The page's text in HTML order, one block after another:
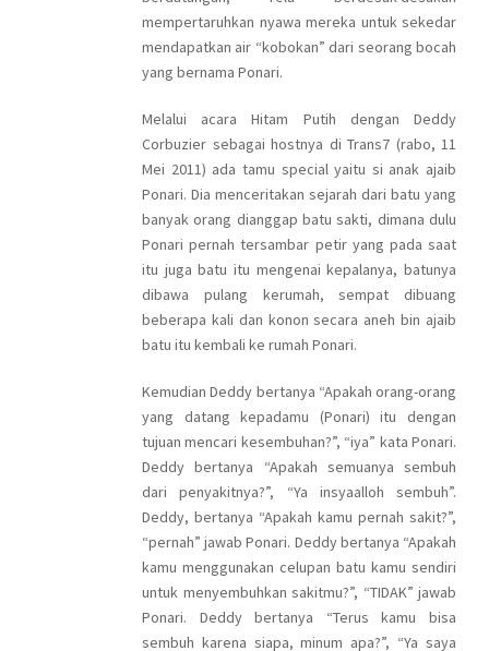
mempertaruhkan nyawa mereka untuk sekedar
mendapatkan air “kobokan” dari seorang bocah
yang bernama Ponari.
Melalui acara Hitam Putih dengan Deddy
Corbuzier sebagai hostnya di Trans7 (rabo, 11
Mei 2011) ada tamu special yaitu si anak ajaib
Ponari. Dia menceritakan sejarah dari batu yang
banyak orang dianggap batu sakti, dimana dulu
Ponari pernah tersambar petir yang pada saat
itu juga batu itu mengenai kepalanya, batunya
dibawa pulang kerumah, sempat dibuang
beberapa kali dan konon secara aneh bin ajaib
batu itu kembali ke rumah Ponari.
Kemudian Deddy bertanya “Apakah orang-orang
yang datang kepadamu (Ponari) itu dengan
tujuan mencari kesembuhan?”, “iya” kata Ponari.
Deddy bertanya “Apakah semuanya sembuh
dari penyakitnya?”, “Ya insyaalloh sembuh”.
Deddy, bertanya “Apakah kamu pernah sakit?”,
“pernah” jawab Ponari. Deddy bertanya “Apakah
kamu menggunakan celupan batu kamu sendiri
untuk menyembuhkan sakitmu?”, “TIDAK” jawab
Ponari. Deddy bertanya “Terus kamu bisa
sembuh karena siapa, minum apa?”, “Ya saya